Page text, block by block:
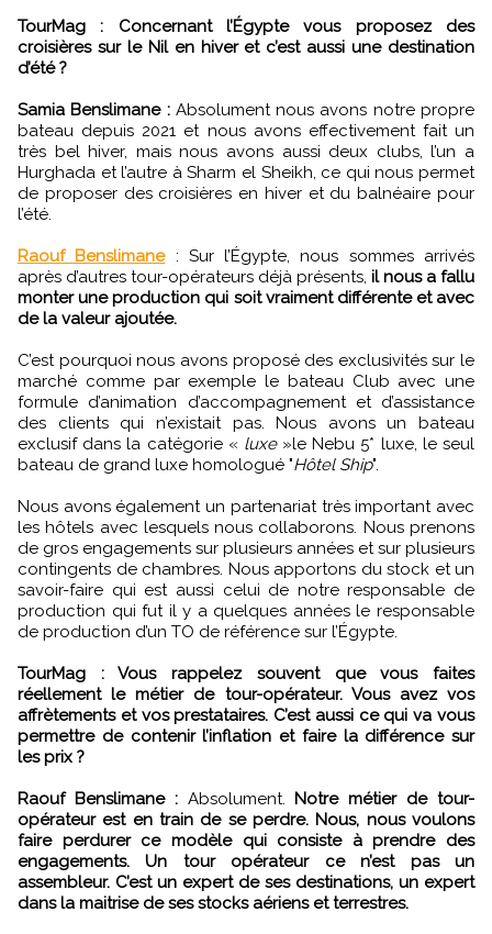
TourMag : Concernant l’Égypte vous proposez des
croisières sur le Nil en hiver et c’est aussi une destination
d’été ?
Samia Benslimane :Absolument nous avons notre propre
bateau depuis 2021 et nous avons effectivement fait un
très bel hiver, mais nous avons aussi deux clubs, l’un a
Hurghada et l’autre à Sharm el Sheikh, ce qui nous permet
de proposer des croisières en hiver et du balnéaire pour
l’été.
Raouf Benslimane: Sur l’Égypte, nous sommes arrivés
après d’autres tour-opérateurs déjà présents, il nous a fallu
monter une production qui soit vraiment différente et avec
de la valeur ajoutée.
C’est pourquoi nous avons proposé des exclusivités sur le
marché comme par exemple le bateau Club avec une
formule d’animation d’accompagnement et d’assistance
des clients qui n’existait pas. Nous avons un bateau
exclusif dans la catégorie « luxe»le Nebu 5* luxe, le seul
bateau de grand luxe homologué "Hôtel Ship".
Nous avons également un partenariat très important avec
les hôtels avec lesquels nous collaborons. Nous prenons
de gros engagements sur plusieurs années et sur plusieurs
contingents de chambres. Nous apportons du stock et un
savoir-faire qui est aussi celui de notre responsable de
production qui fut il y a quelques années le responsable
de production d’un TO de référence sur l’Égypte.
TourMag : Vous rappelez souvent que vous faites
réellement le métier de tour-opérateur. Vous avez vos
affrètements et vos prestataires. C’est aussi ce qui va vous
permettre de contenir l’inflation et faire la différence sur
les prix ?
Raouf Benslimane :Absolument. Notre métier de tour-
opérateur est en train de se perdre. Nous, nous voulons
faire perdurer ce modèle qui consiste à prendre des
engagements. Un tour opérateur ce n’est pas un
assembleur. C’est un expert de ses destinations, un expert
dans la maitrise de ses stocks aériens et terrestres.